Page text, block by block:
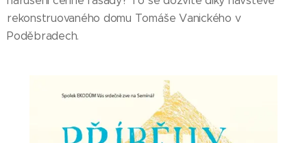
rekonstruovaného domu Tomáše Vanického v
Poděbradech.